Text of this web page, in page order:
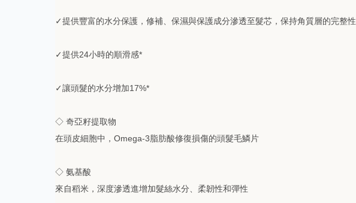
✓提供豐富的水分保護，修補、保濕與保護成分滲透至髮芯，保持角質層的完整性
✓提供24小時的順滑感*
✓讓頭髮的水分增加17%*
◇ 奇亞籽提取物
在頭皮細胞中，Omega-3脂肪酸修復損傷的頭髮毛鱗片
◇ 氨基酸
來自稻米，深度滲透進增加髮絲水分、柔韌性和彈性